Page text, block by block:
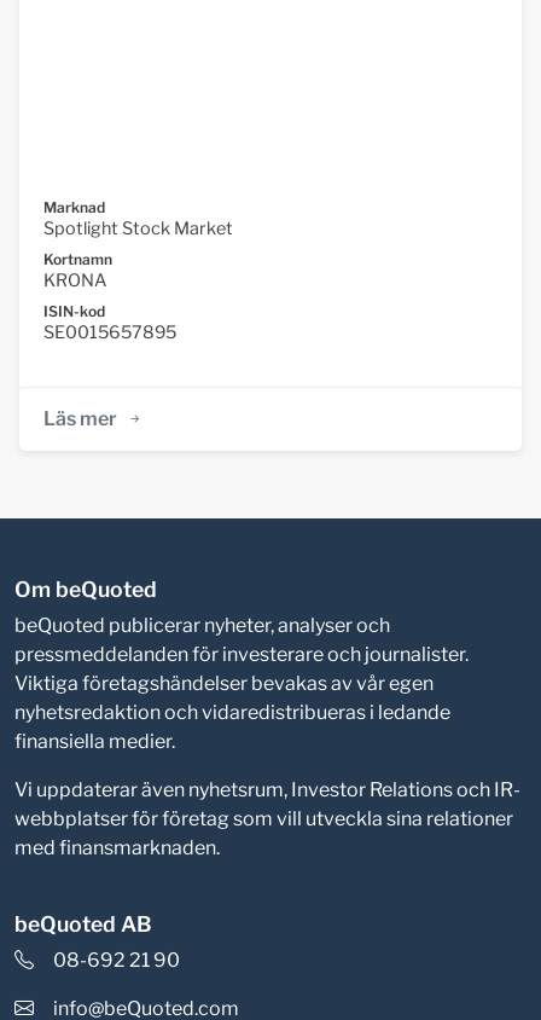
Marknad
Spotlight Stock Market
Kortnamn
KRONA
ISIN-kod
SE0015657895
Läs mer
Om beQuoted
beQuoted publicerar nyheter, analyser och
pressmeddelanden för investerare och journalister.
Viktiga företagshändelser bevakas av vår egen
nyhetsredaktion och vidaredistribueras i ledande
finansiella medier.
Vi uppdaterar även nyhetsrum, Investor Relations och IR-
webbplatser för företag som vill utveckla sina relationer
med finansmarknaden.
beQuoted AB
08-692 21 90
info@beQuoted.com